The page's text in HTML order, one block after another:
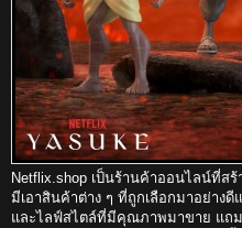
Netflix.shop เป็นร้านค้าออนไลน์ที่ส
มีเอาสินค้าต่าง ๆ ที่ถูกเลือกมาอย่างดี
และไลฟ์สไตล์ที่มีคุณภาพมาขาย แถม